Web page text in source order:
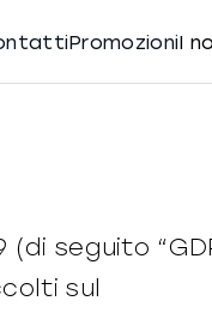
PromozioniI
seguito
sul